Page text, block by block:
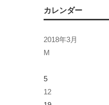
カレンダー
2018年3月
M
5
12